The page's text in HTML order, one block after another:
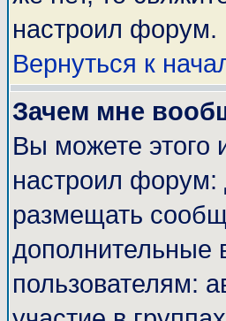
настроил форум.
Вернуться к
Зачем мне
Вы можете этого
настроил форум:
размещать
дополнительные
пользователям: